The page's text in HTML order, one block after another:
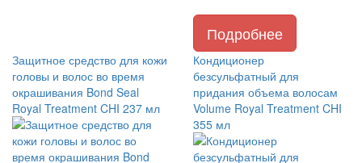
Подробнее
Защитное средство для кожи
головы и волос во время
окрашивания Bond Seal
Royal Treatment CHI 237 мл
Кондиционер
безсульфатный для
придания объема волосам
Volume Royal Treatment CHI
355 мл